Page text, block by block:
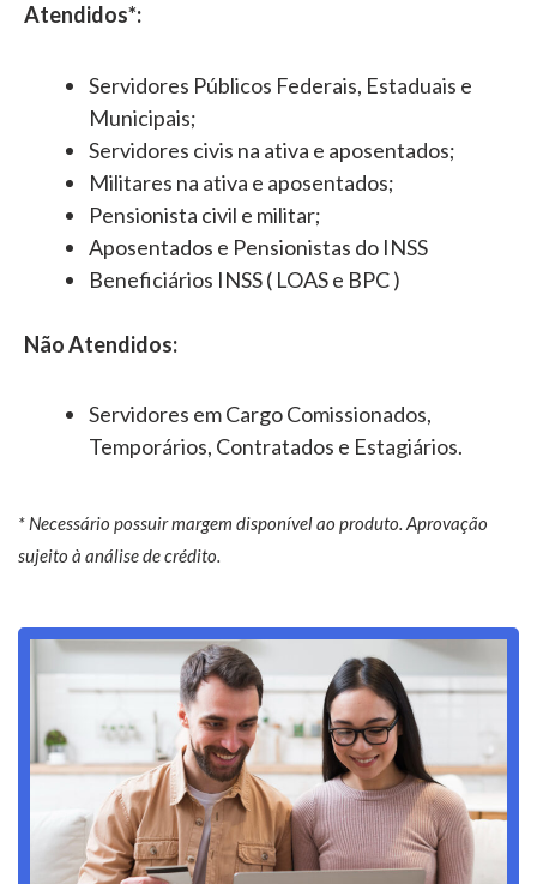
Atendidos*:
Servidores Públicos Federais, Estaduais e
Municipais;
Servidores civis na ativa e aposentados;
Militares na ativa e aposentados;
Pensionista civil e militar;
Aposentados e Pensionistas do INSS
Beneficiários INSS ( LOAS e BPC )
Não Atendidos:
Servidores em Cargo Comissionados,
Temporários, Contratados e Estagiários.
* Necessário possuir margem disponível ao produto. Aprovação
sujeito à análise de crédito.